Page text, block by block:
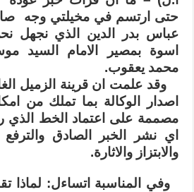
حتى ارتسم في مخيلتي وجه
عباس بدر الدين الذي نجهل
اسوة بمصير الامام السيد
محمد يعقوب.
وقد علمت ان قرينة الزميل
اصدار الوكالة بما تملك من
مصممة على اعتماد الخط الذي
اي نشر الخبر الصادق
والابتزاز والاثارة.
وفي المناسبة اتساءل: لماذا